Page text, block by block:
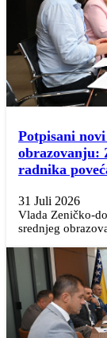
Potpisani
obrazovanju:
radnika
31 Juli 2026
Vlada Zeničko-
srednjeg